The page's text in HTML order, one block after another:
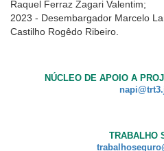
Raquel Ferraz Zagari Valentim;
2023 - Desembargador Marcelo
Castilho Rogêdo Ribeiro.
NÚCLEO DE APOIO A
TRABALHO